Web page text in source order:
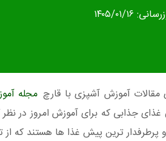
۱۴۰۵/۰۱/۱۶
مقالات آموزش آشپزی با قارچ مجله
غذای جذابی که برای آموزش امروز در
و پرطرفدار ترین پیش غذا ها هستند که